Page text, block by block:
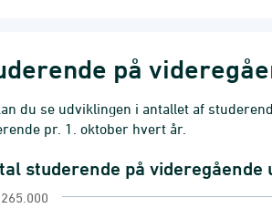
på
du se udviklingen i antallet af
pr. 1. oktober hvert år.
studerende på videregående
studerende på videregående
265.000